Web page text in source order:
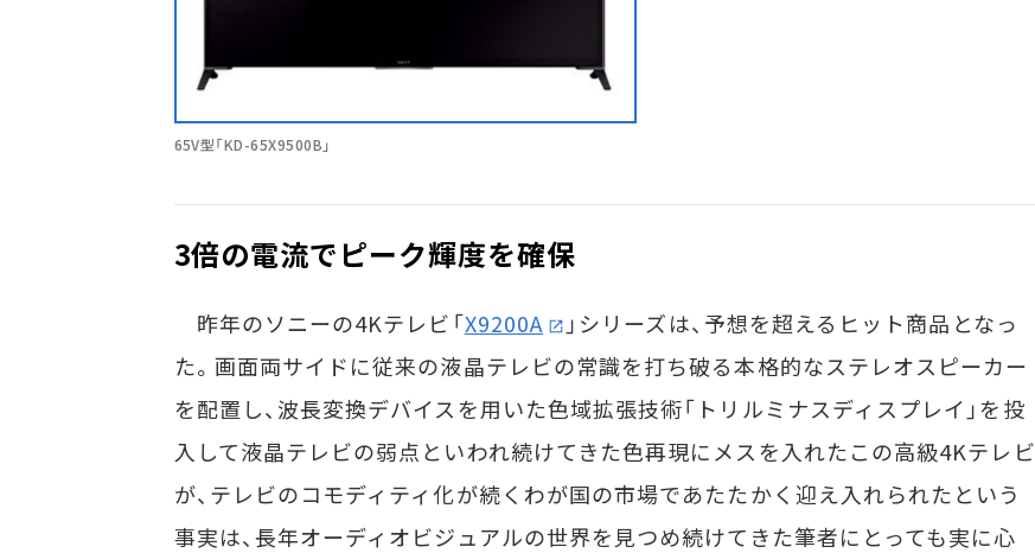
65V型「KD-65X9500B」
3倍の電流でピーク輝度を確保
昨年のソニーの4Kテレビ「X9200A
」シリーズは、予想を超えるヒット商品となっ
た。画面両サイドに従来の液晶テレビの常識を打ち破る本格的なステレオスピーカー
を配置し、波長変換デバイスを用いた色域拡張技術「トリルミナスディスプレイ」を投
入して液晶テレビの弱点といわれ続けてきた色再現にメスを入れたこの高級4Kテレビ
が、テレビのコモディティ化が続くわが国の市場であたたかく迎え入れられたという
事実は、長年オーディオビジュアルの世界を見つめ続けてきた筆者にとっても実に心